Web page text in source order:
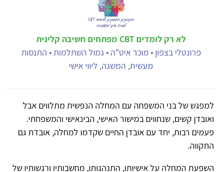
לא רק לומדים CBT מפתחים חשיבה קלינית
פרונטלי בצפון • מוכר איט"ה • גמול השתלמות • התנסות
מעשית, המשגה, ליווי אישי
למפגש של בני המשפחה עם המחלה הנפשית מתלווים אבל
ואובדן קשים, שנחווים במישור האישי, הבינאישי והמשפחתי.
פעמים רבות, יחד עם אובדן החיים שקדמו למחלה, אובדת גם
התקווה.
השפעת המחלה על אישיותו, התנהגותו, מחשבותיו ורגשותיו של